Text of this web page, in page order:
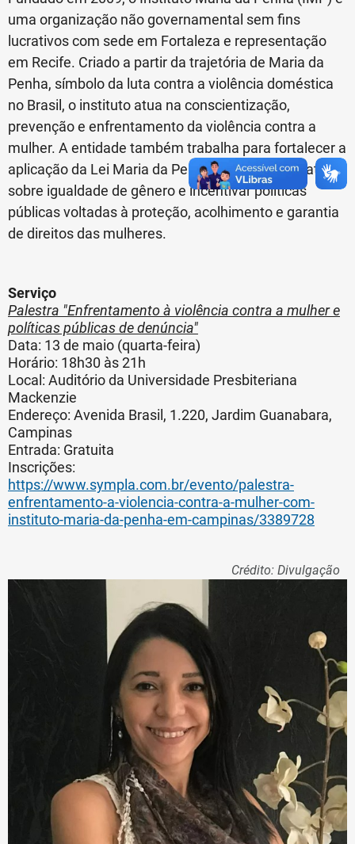
uma organização não governamental sem fins
lucrativos com sede em Fortaleza e representação
em Recife. Criado a partir da trajetória de Maria da
Penha, símbolo da luta contra a violência doméstica
no Brasil, o instituto atua na conscientização,
prevenção e enfrentamento da violência contra a
mulher. A entidade também trabalha para fortalecer a
aplicação da Lei Maria da Penha, promover debates
sobre igualdade de gênero e incentivar políticas
públicas voltadas à proteção, acolhimento e garantia
de direitos das mulheres.
Serviço
Palestra "Enfrentamento à violência contra a mulher e
políticas públicas de denúncia"
Data: 13 de maio (quarta-feira)
Horário: 18h30 às 21h
Local: Auditório da Universidade Presbiteriana
Mackenzie
Endereço: Avenida Brasil, 1.220, Jardim Guanabara,
Campinas
Entrada: Gratuita
Inscrições:
https://www.sympla.com.br/evento/palestra-
enfrentamento-a-violencia-contra-a-mulher-com-
instituto-maria-da-penha-em-campinas/3389728
Crédito: Divulgação